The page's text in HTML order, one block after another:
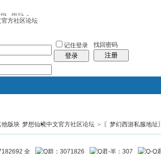
银行
记住登录
登录
找回密码
注册
群组聚合 我的空间
帖子
梦想仙境中文官方社区论坛 > 〖梦幻西游私服地址〗